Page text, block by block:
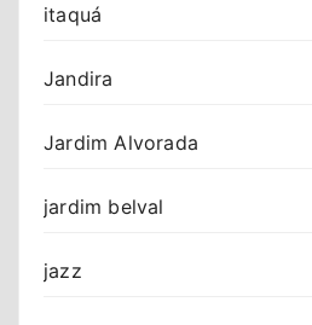
itaquá
Jandira
Jardim Alvorada
jardim belval
jazz